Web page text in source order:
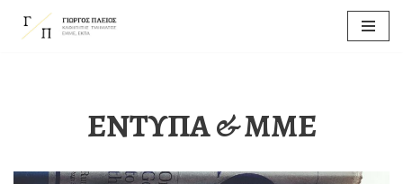
ΕΝΤΥΠΑ & ΜΜΕ